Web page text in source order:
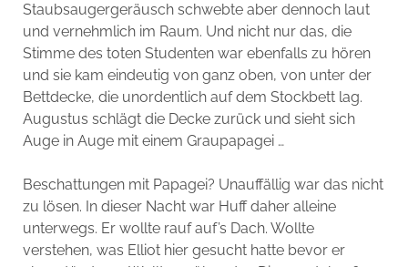
Staubsaugergeräusch schwebte aber dennoch laut
und vernehmlich im Raum. Und nicht nur das, die
Stimme des toten Studenten war ebenfalls zu hören
und sie kam eindeutig von ganz oben, von unter der
Bettdecke, die unordentlich auf dem Stockbett lag.
Augustus schlägt die Decke zurück und sieht sich
Auge in Auge mit einem Graupapagei …
Beschattungen mit Papagei? Unauffällig war das nicht
zu lösen. In dieser Nacht war Huff daher alleine
unterwegs. Er wollte rauf auf’s Dach. Wollte
verstehen, was Elliot hier gesucht hatte bevor er